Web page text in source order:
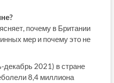
почему в Британии
мер и почему это не
декабрь 2021) в стране
8,4 миллиона